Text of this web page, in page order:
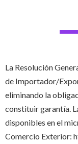
La Resolución
de Importador/
eliminando la
constituir garantía.
disponibles en el
Comercio Exterior: